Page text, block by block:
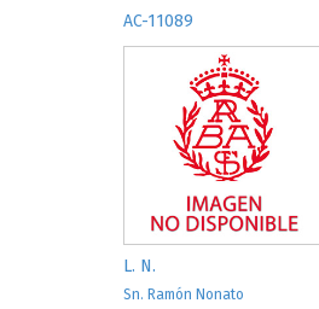
AC-11089
L. N.
Sn. Ramón Nonato